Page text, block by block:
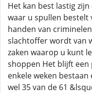
Het kan best lastig
waar u spullen bestelt
handen van
slachtoffer wordt van
zaken waarop u kunt
shoppen Het blijft een
enkele weken
wel 35 van de 61